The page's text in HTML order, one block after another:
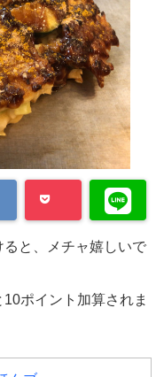
と、メチャ嬉しいで
ポイント加算されま